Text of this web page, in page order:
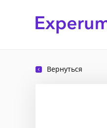
Вернуться